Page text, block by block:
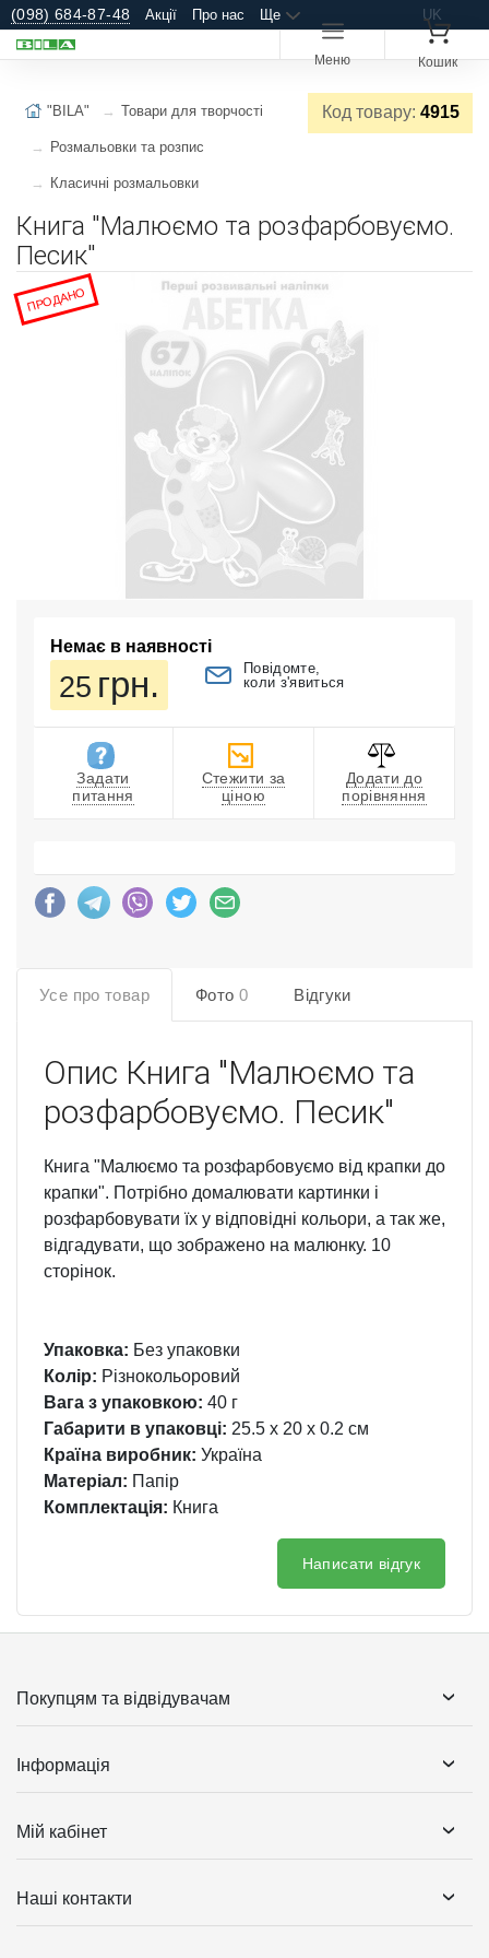
(098) 684-87-48 Акції Про нас Ще UK
Меню Кошик
Код товару: 4915
"BILA" Товари для творчості
Розмальовки та розпис
Класичні розмальовки
Книга "Малюємо та розфарбовуємо.
Песик"
ПРОДАНО
Немає в наявності
25 грн.
Повідомте,
коли з'явиться
Задати
питання
Стежити за
ціною
Додати до
порівняння
Усе про товар Фото 0 Відгуки
Опис Книга "Малюємо та
розфарбовуємо. Песик"
Книга "Малюємо та розфарбовуємо від крапки до
крапки". Потрібно домалювати картинки і
розфарбовувати їх у відповідні кольори, а так же,
відгадувати, що зображено на малюнку. 10
сторінок.
Упаковка: Без упаковки
Колір: Різнокольоровий
Вага з упаковкою: 40 г
Габарити в упаковці: 25.5 x 20 x 0.2 см
Країна виробник: Україна
Матеріал: Папір
Комплектація: Книга
Написати відгук
Покупцям та відвідувачам
Інформація
Мій кабінет
Наші контакти